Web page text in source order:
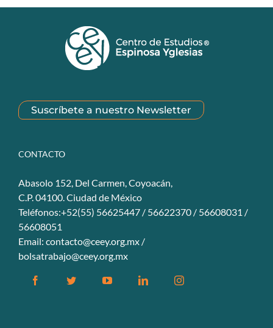
Suscríbete a nuestro Newsletter
CONTACTO
Abasolo 152, Del Carmen, Coyoacán,
C.P. 04100. Ciudad de México
Teléfonos:+52(55) 56625447 / 56622370 / 56608031 /
56608051
Email: contacto@ceey.org.mx /
bolsatrabajo@ceey.org.mx
FacebookTwitter YouTubeLinkedinInstagram